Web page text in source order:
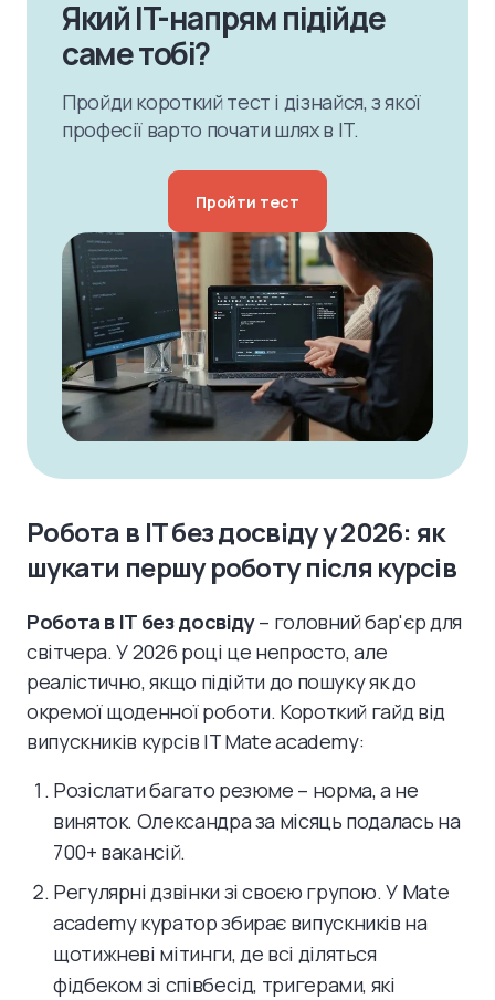
Який IT-напрям підійде
саме тобі?
Пройди короткий тест і дізнайся, з якої
професії варто почати шлях в IT.
Пройти тест
Робота в IT без досвіду у 2026: як
шукати першу роботу після курсів
Робота в IT без досвіду– головний бар'єр для
світчера. У 2026 році це непросто, але
реалістично, якщо підійти до пошуку як до
окремої щоденної роботи. Короткий гайд від
випускників курсів IT Mate academy:
Розіслати багато резюме – норма, а не
виняток. Олександра за місяць подалась на
700+ вакансій.
Регулярні дзвінки зі своєю групою. У Mate
academy куратор збирає випускників на
щотижневі мітинги, де всі діляться
фідбеком зі співбесід, тригерами, які